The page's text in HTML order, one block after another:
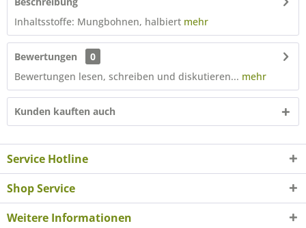
Inhaltsstoffe: Mungbohnen, halbiert mehr
Bewertungen
0
Bewertungen lesen, schreiben und diskutieren... mehr
Kunden kauften auch
Service Hotline
Shop Service
Weitere Informationen